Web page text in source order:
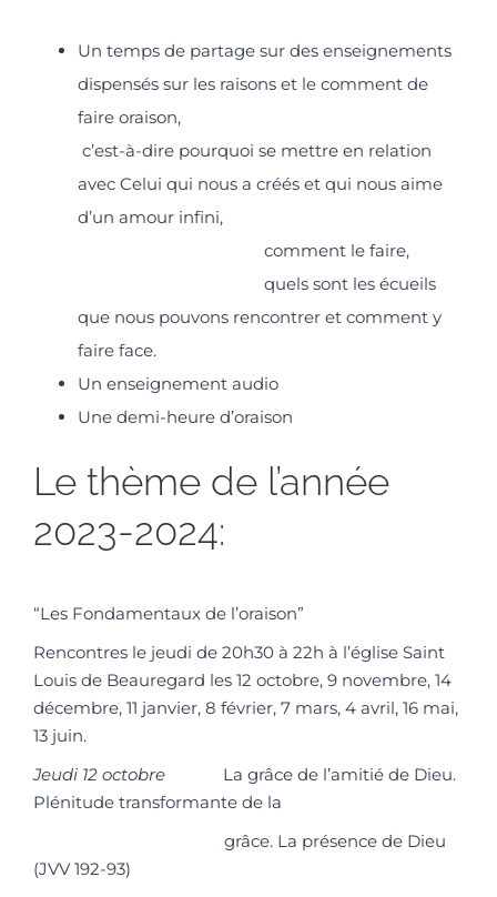
Un temps de partage sur des enseignements
dispensés sur les raisons et le comment de
faire oraison,
c’est-à-dire pourquoi se mettre en relation
avec Celui qui nous a créés et qui nous aime
d’un amour infini,
comment le faire,
quels sont les écueils
que nous pouvons rencontrer et comment y
faire face.
Un enseignement audio
Une demi-heure d’oraison
Le thème de l’année
2023-2024:
“Les Fondamentaux de l’oraison”
Rencontres le jeudi de 20h30 à 22h à l’église Saint
Louis de Beauregard les 12 octobre, 9 novembre, 14
décembre, 11 janvier, 8 février, 7 mars, 4 avril, 16 mai,
13 juin.
Jeudi 12 octobre La grâce de l’amitié de Dieu.
Plénitude transformante de la
grâce. La présence de Dieu
(JVV 192-93)